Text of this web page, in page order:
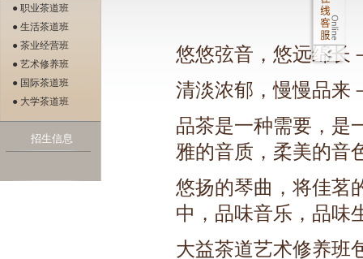
● 职业茶道班
● 生活茶道班
● 茶业经营班
● 艺术修养班
● 国际茶道班
● 大学茶道班
招生信息
悠悠弦音，悠远绵长
清淡浓郁，慢慢品来
品茶是一种需要，是
雅的音质，柔美的音
悠扬的琴曲，将佳茗
中，品味音乐，品
大益茶道艺术修养班